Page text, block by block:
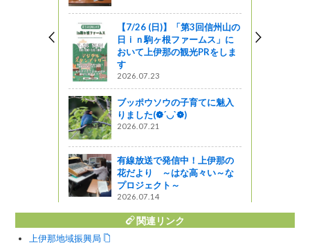
【7/26 (日)】「第3回信州山の
日ｉｎ駒ヶ根ファームス」に
おいて上伊那の観光PRをしま
す
2026.07.23
ブッポウソウの子育てに魅入
りました(❁´◡`❁)
2026.07.21
有線放送で発信中！上伊那の
花だより ～はな高々い～な
プロジェクト～
2026.07.14
関連リンク
上伊那地域振興局